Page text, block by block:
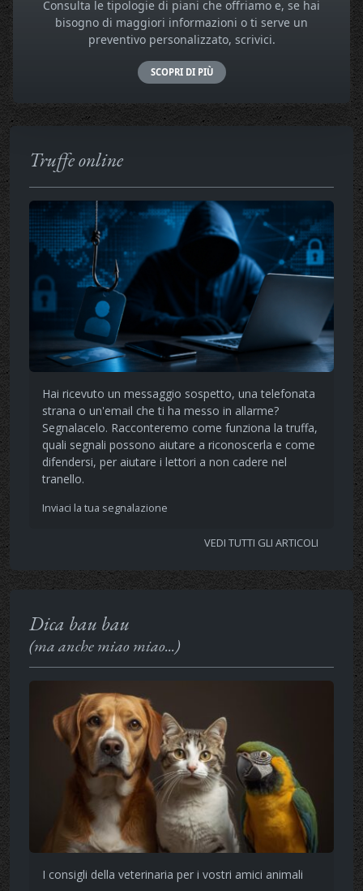
Consulta le tipologie di piani che offriamo e, se hai
bisogno di maggiori informazioni o ti serve un
preventivo personalizzato, scrivici.
SCOPRI DI PIÙ
Truffe online
Hai ricevuto un messaggio sospetto, una telefonata
strana o un'email che ti ha messo in allarme?
Segnalacelo. Racconteremo come funziona la truffa,
quali segnali possono aiutare a riconoscerla e come
difendersi, per aiutare i lettori a non cadere nel
tranello.
Inviaci la tua segnalazione
VEDI TUTTI GLI ARTICOLI
Dica bau bau
(ma anche miao miao...)
I consigli della veterinaria per i vostri amici animali